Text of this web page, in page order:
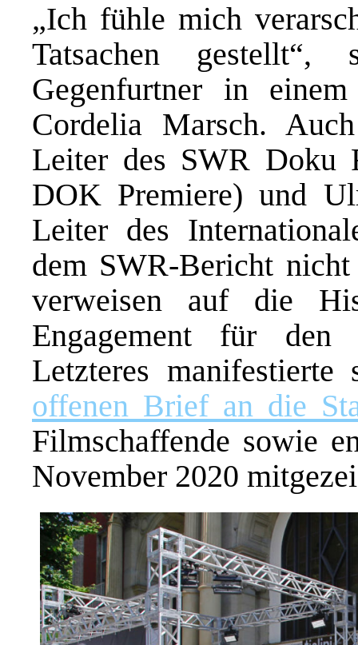
„Ich fühle mich
Tatsachen gestellt“,
Gegenfurtner in
Cordelia Marsch.
Leiter des SWR Doku
DOK Premiere) und
Leiter des
dem SWR-Bericht
verweisen auf die
Engagement für den
Letzteres
offenen Brief an die
Filmschaffende sowie
November 2020